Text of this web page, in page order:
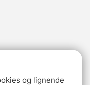
og lignende